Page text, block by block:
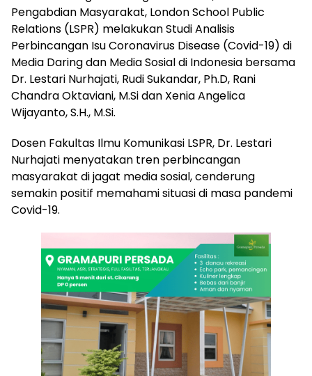
Pengabdian Masyarakat, London School Public
Relations (LSPR) melakukan Studi Analisis
Perbincangan Isu Coronavirus Disease (Covid-19) di
Media Daring dan Media Sosial di Indonesia bersama
Dr. Lestari Nurhajati, Rudi Sukandar, Ph.D, Rani
Chandra Oktaviani, M.Si dan Xenia Angelica
Wijayanto, S.H., M.Si.
Dosen Fakultas Ilmu Komunikasi LSPR, Dr. Lestari
Nurhajati menyatakan tren perbincangan
masyarakat di jagat media sosial, cenderung
semakin positif memahami situasi di masa pandemi
Covid-19.